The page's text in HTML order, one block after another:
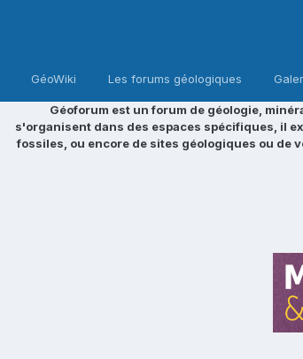
GéoWiki Les forums géologiques
Géoforum est un forum de géologie,
s'organisent dans des espaces spécifiques, il
fossiles, ou encore de sites géologiques ou de